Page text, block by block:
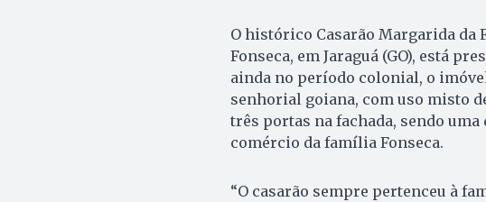
O histórico Casarão Margarida da
Fonseca, em Jaraguá (GO), está
ainda no período colonial, o
senhorial goiana, com uso misto
três portas na fachada, sendo
comércio da família Fonseca.
“O casarão sempre pertenceu à